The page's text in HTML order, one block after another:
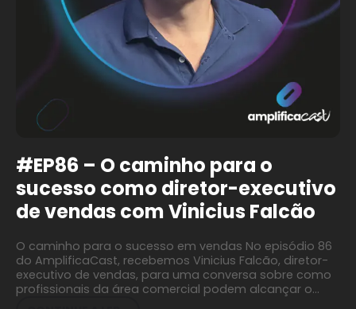
#EP86 – O caminho para o
sucesso como diretor-executivo
de vendas com Vinicius Falcão
O caminho para o sucesso em vendas No episódio 86
do AmplificaCast, recebemos Vinicius Falcão, diretor-
executivo de vendas, para uma conversa sobre como
profissionais da área comercial podem alcançar o…